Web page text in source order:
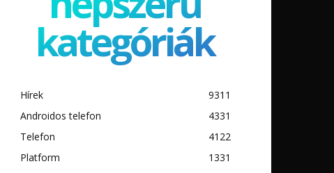
kategóriák
Hírek
9311
Androidos telefon
4331
Telefon
4122
Platform
1331